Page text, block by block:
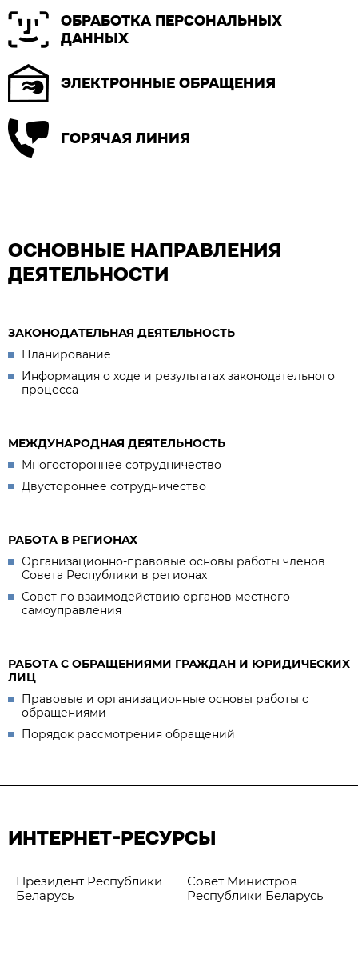
ОБРАБОТКА ПЕРСОНАЛЬНЫХ
ДАННЫХ
ЭЛЕКТРОННЫЕ ОБРАЩЕНИЯ
ГОРЯЧАЯ ЛИНИЯ
ОСНОВНЫЕ НАПРАВЛЕНИЯ
ДЕЯТЕЛЬНОСТИ
ЗАКОНОДАТЕЛЬНАЯ ДЕЯТЕЛЬНОСТЬ
Планирование
Информация о ходе и результатах законодательного
процесса
МЕЖДУНАРОДНАЯ ДЕЯТЕЛЬНОСТЬ
Многостороннее сотрудничество
Двустороннее сотрудничество
РАБОТА В РЕГИОНАХ
Организационно-правовые основы работы членов
Совета Республики в регионах
Совет по взаимодействию органов местного
самоуправления
РАБОТА С ОБРАЩЕНИЯМИ ГРАЖДАН И ЮРИДИЧЕСКИХ
ЛИЦ
Правовые и организационные основы работы с
обращениями
Порядок рассмотрения обращений
ИНТЕРНЕТ-РЕСУРСЫ
Президент Республики
Беларусь
Совет Министров
Республики Беларусь